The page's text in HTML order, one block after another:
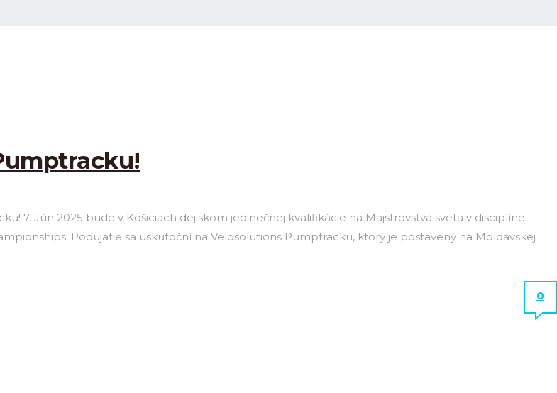
7. Jún 2025 bude v Košiciach dejiskom jedinečnej kvalifikácie na Majstrovstvá sveta v disciplíne
Podujatie sa uskutoční na Velosolutions Pumptracku, ktorý je postavený na Moldavskej
0